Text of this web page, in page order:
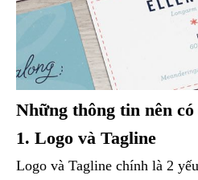
Những thông tin nên
1. Logo và Tagline
Logo và Tagline chính là 2